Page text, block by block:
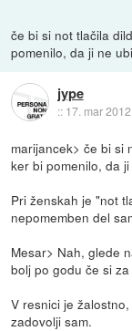
če bi si not tlačila
pomenilo, da ji ne
jype
:: 17. mar
marijancek> če bi si
ker bi pomenilo, da
Pri ženskah je "not
nepomemben del
Mesar> Nah, glede
bolj po godu če si
V resnici je
zadovolji sam.